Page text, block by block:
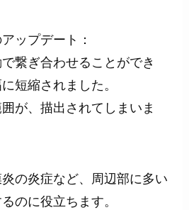
ップデート：
繋ぎ合わせることができ
短縮されました。
が、描出されてしまいま
の炎症など、周辺部に多い
のに役立ちます。